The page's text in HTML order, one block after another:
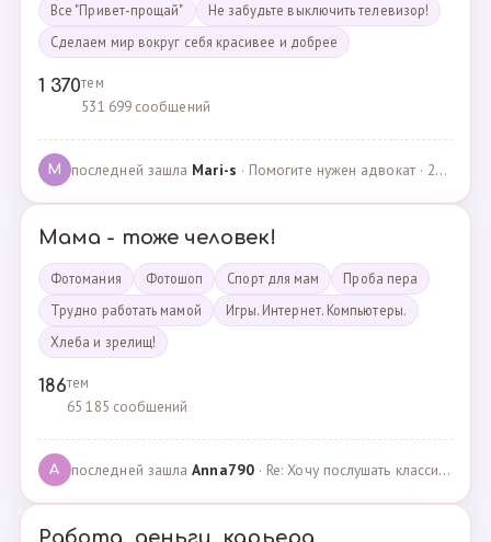
Все "Привет-прощай"
Не забудьте выключить телевизор!
Сделаем мир вокруг себя красивее и добрее
1 370тем
531 699 сообщений
M последней зашла Mari-s · Помогите нужен адвокат · 24.04.2025
Мама - тоже человек!
Фотомания Фотошоп Спорт для мам
Проба пера
Трудно работать мамой
Игры. Интернет. Компьютеры.
Хлеба и зрелищ!
186тем
65 185 сообщений
A последней зашлаAnna790· Re: Хочу послушать классику · 22.03.2025
Работа, деньги, карьера